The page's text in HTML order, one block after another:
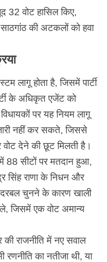
32 वोट हासिल किए,
की अटकलों को हवा
लागू होता है, जिसमें पार्टी
के अधिकृत एजेंट को
पर यह नियम लागू
नहीं कर सकते, जिससे
वोट देने की छूट मिलती है।
88 सीटों पर मतदान हुआ,
सिंह राणा के निधन और
चुनने के कारण खाली
जिसमें एक वोट अमान्य
की राजनीति में नए सवाल
का नतीजा थी, या